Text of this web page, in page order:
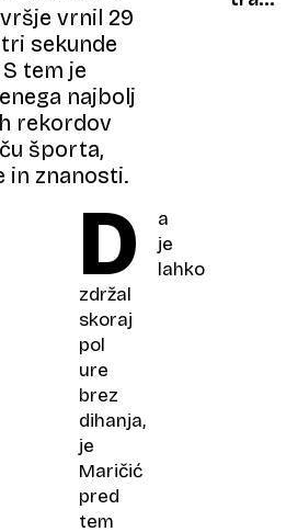
vrnil 29
sekunde
tem je
najbolj
rekordov
športa,
in znanosti.
D
a
je
lahko
zdržal
skoraj
pol
ure
brez
dihanja,
je
Maričić
pred
tem